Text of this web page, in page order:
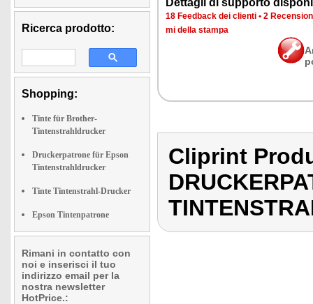
Ricerca prodotto:
Shopping:
Tinte für Brother-
Tintenstrahldrucker
Druckerpatrone für Epson
Tintenstrahldrucker
Tinte Tintenstrahl-Drucker
Epson Tintenpatrone
Rimani in contatto con
noi e inserisci il tuo
indirizzo email per la
nostra newsletter
HotPrice.:
Det­ta­gli di sup­por­to
18 Feed­back dei clien­ti • 2
mi del­la stam­pa
Cliprint